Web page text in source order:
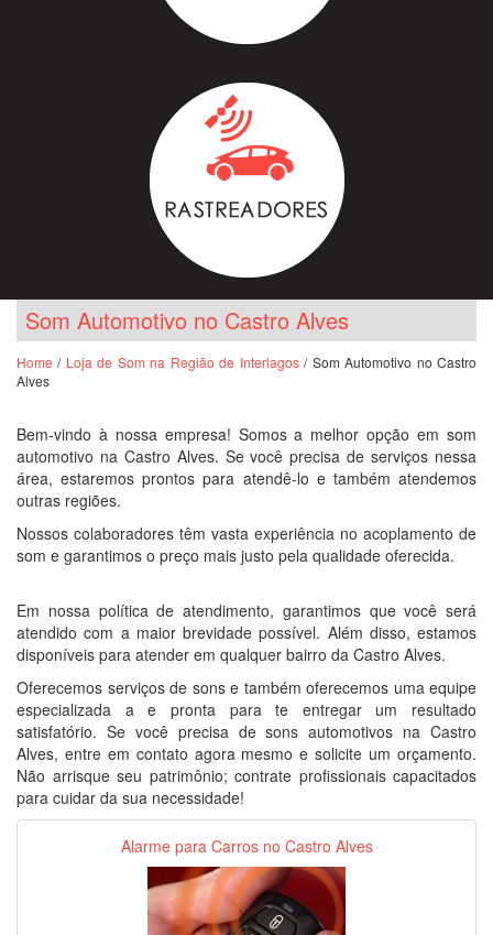
Som Automotivo no Castro Alves
Home / Loja de Som na Região de Interlagos/ Som Automotivo no Castro
Alves
Bem-vindo à nossa empresa! Somos a melhor opção em som
automotivo na Castro Alves. Se você precisa de serviços nessa
área, estaremos prontos para atendê-lo e também atendemos
outras regiões.
Nossos colaboradores têm vasta experiência no acoplamento de
som e garantimos o preço mais justo pela qualidade oferecida.
Em nossa política de atendimento, garantimos que você será
atendido com a maior brevidade possível. Além disso, estamos
disponíveis para atender em qualquer bairro da Castro Alves.
Oferecemos serviços de sons e também oferecemos uma equipe
especializada a e pronta para te entregar um resultado
satisfatório. Se você precisa de sons automotivos na Castro
Alves, entre em contato agora mesmo e solicite um orçamento.
Não arrisque seu patrimônio; contrate profissionais capacitados
para cuidar da sua necessidade!
Alarme para Carros no Castro Alves